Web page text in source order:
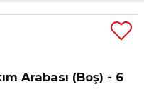
Arabası (Boş) - 6